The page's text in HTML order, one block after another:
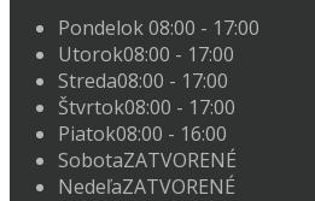
Pondelok08:00 - 17:00
Utorok08:00 - 17:00
Streda08:00 - 17:00
Štvrtok08:00 - 17:00
Piatok08:00 - 16:00
SobotaZATVORENÉ
NedeľaZATVORENÉ